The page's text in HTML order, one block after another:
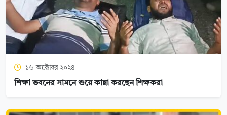
১৬ অক্টোবর ২০২৪
শিক্ষা ভবনের সামনে শুয়ে কান্না করছেন শিক্ষকরা